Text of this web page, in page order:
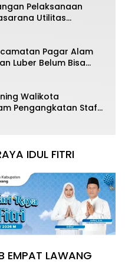
Pelaksanaan
Utilitas
Bulan
Pagar Alam
Luber Belum Bisa
Walikota
Pengangkatan Staf
IDUL FITRI
EMPAT LAWANG